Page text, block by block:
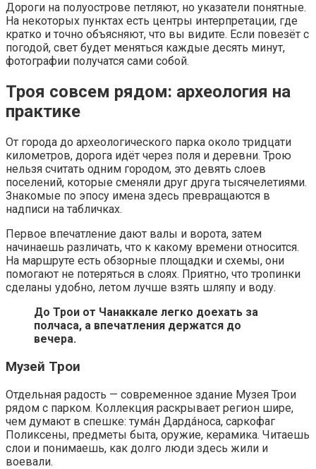
Дороги на полуострове петляют, но указатели понятные.
На некоторых пунктах есть центры интерпретации, где
кратко и точно объясняют, что вы видите. Если повезёт с
погодой, свет будет меняться каждые десять минут,
фотографии получатся сами собой.
Троя совсем рядом: археология на
практике
От города до археологического парка около тридцати
километров, дорога идёт через поля и деревни. Трою
нельзя считать одним городом, это девять слоев
поселений, которые сменяли друг друга тысячелетиями.
Знакомые по эпосу имена здесь превращаются в
надписи на табличках.
Первое впечатление дают валы и ворота, затем
начинаешь различать, что к какому времени относится.
На маршруте есть обзорные площадки и схемы, они
помогают не потеряться в слоях. Приятно, что тропинки
сделаны удобно, летом лучше взять шляпу и воду.
До Трои от Чанаккале легко доехать за
полчаса, а впечатления держатся до
вечера.
Музей Трои
Отдельная радость — современное здание Музея Трои
рядом с парком. Коллекция раскрывает регион шире,
чем думают в спешке: тума́н Дардáноса, саркофаг
Поликсены, предметы быта, оружие, керамика. Читаешь
слои и понимаешь, как долго люди здесь жили и
воевали.